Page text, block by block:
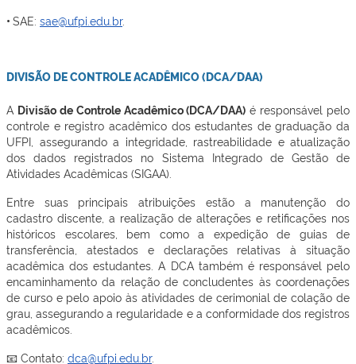
• SAE: sae@ufpi.edu.br.
DIVISÃO DE CONTROLE ACADÊMICO (DCA/DAA)
A Divisão de Controle Acadêmico (DCA/DAA) é responsável pelo
controle e registro acadêmico dos estudantes de graduação da
UFPI, assegurando a integridade, rastreabilidade e atualização
dos dados registrados no Sistema Integrado de Gestão de
Atividades Acadêmicas (SIGAA).
Entre suas principais atribuições estão a manutenção do
cadastro discente, a realização de alterações e retificações nos
históricos escolares, bem como a expedição de guias de
transferência, atestados e declarações relativas à situação
acadêmica dos estudantes. A DCA também é responsável pelo
encaminhamento da relação de concludentes às coordenações
de curso e pelo apoio às atividades de cerimonial de colação de
grau, assegurando a regularidade e a conformidade dos registros
acadêmicos.
📧 Contato: dca@ufpi.edu.br.